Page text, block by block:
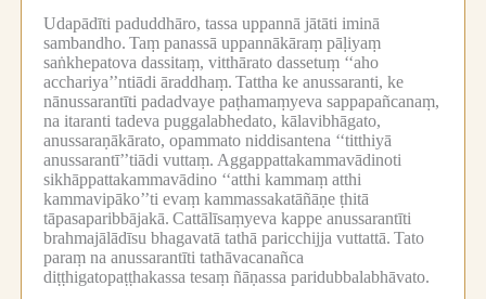
Udapādīti paduddhāro, tassa uppannā jātāti iminā
sambandho. Taṃ panassā uppannākāraṃ pāḷiyaṃ
saṅkhepatova dassitaṃ, vitthārato dassetuṃ ‘‘aho
acchariya’’ntiādi āraddhaṃ. Tattha ke anussaranti, ke
nānussarantīti padadvaye paṭhamaṃyeva sappapañcanaṃ,
na itaranti tadeva puggalabhedato, kālavibhāgato,
anussaraṇākārato, opammato niddisantena ‘‘titthiyā
anussarantī’’tiādi vuttaṃ. Aggappattakammavādinoti
sikhāppattakammavādino ‘‘atthi kammaṃ atthi
kammavipāko’’ti evaṃ kammassakatāñāṇe ṭhitā
tāpasaparibbājakā. Cattālīsaṃyeva kappe anussarantīti
brahmajālādīsu bhagavatā tathā paricchijja vuttattā. Tato
paraṃ na anussarantīti tathāvacanañca
diṭṭhigatopaṭṭhakassa tesaṃ ñāṇassa paridubbalabhāvato.